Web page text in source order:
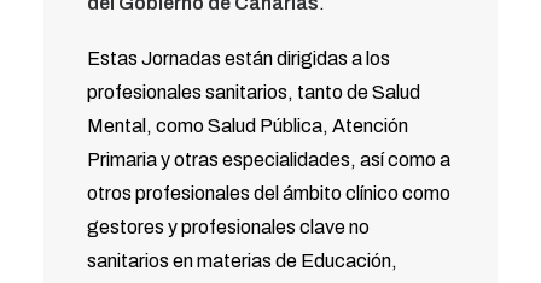
Estas Jornadas están dirigidas a los
profesionales sanitarios, tanto de Salud
Mental, como Salud Pública, Atención
Primaria y otras especialidades, así como a
otros profesionales del ámbito clínico como
gestores y profesionales clave no
sanitarios en materias de Educación,